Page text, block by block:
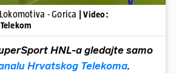
- Gorica
| Video:
HNL-a gledajte samo
Hrvatskog Telekoma.